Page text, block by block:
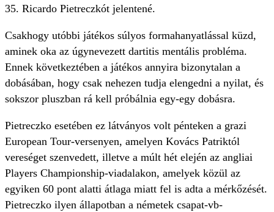
35. Ricardo Pietreczkót jelentené.
Csakhogy utóbbi játékos súlyos formahanyatlással küzd,
aminek oka az úgynevezett dartitis mentális probléma.
Ennek következtében a játékos annyira bizonytalan a
dobásában, hogy csak nehezen tudja elengedni a nyilat, és
sokszor pluszban rá kell próbálnia egy-egy dobásra.
Pietreczko esetében ez látványos volt pénteken a grazi
European Tour-versenyen, amelyen Kovács Patriktól
vereséget szenvedett, illetve a múlt hét elején az angliai
Players Championship-viadalakon, amelyek közül az
egyiken 60 pont alatti átlaga miatt fel is adta a mérkőzését.
Pietreczko ilyen állapotban a németek csapat-vb-